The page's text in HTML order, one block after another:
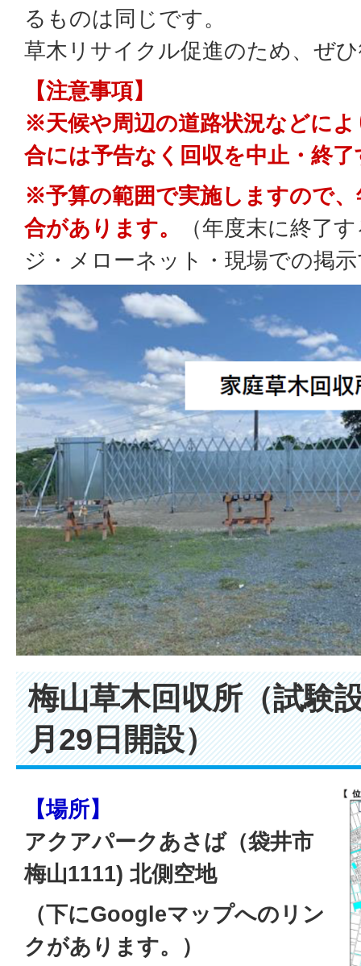
るものは同じです。
草木リサイクル促進のため、ぜ
【注意事項】
※天候や周辺の道路状況などに
合には予告なく回収を中止・終
※予算の範囲で実施しますので
合があります。
（年度末に終了
ジ・メローネット・現場での掲
梅山草木回収所（試験
月29日開設）
【場所】
アクアパークあさば（袋井市
梅山1111) 北側空地
（下にGoogleマップへのリン
クがあります。）